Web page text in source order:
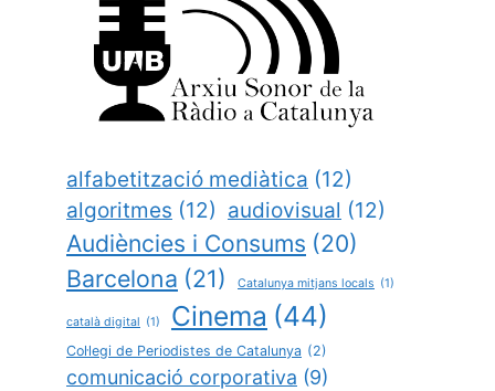
alfabetització mediàtica (12)
algoritmes (12) audiovisual (12)
Audiències i Consums (20)
Barcelona (21) Catalunya mitjans locals (1)
català digital (1) Cinema (44)
Col·legi de Periodistes de Catalunya (2)
comunicació corporativa (9)